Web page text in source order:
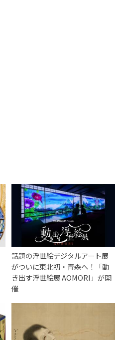
話題の浮世絵デジタルアート展
がついに東北初・青森へ！「動
き出す浮世絵展 AOMORI」が開
催